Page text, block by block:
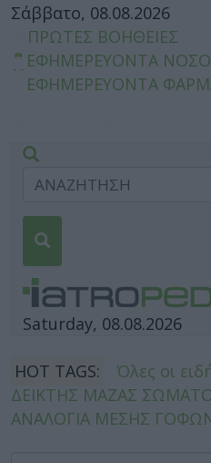
Σάββατο, 08.08.2026
ΠΡΩΤΕΣ ΒΟΗΘΕΙΕΣ
ΕΦΗΜΕΡΕΥΟΝΤΑ
ΕΦΗΜΕΡΕΥΟΝΤΑ
Saturday, 08.08.2026
HOT TAGS:
Όλες οι
ΔΕΙΚΤΗΣ ΜΑΖΑΣ
ΑΝΑΛΟΓΙΑ ΜΕΣΗΣ